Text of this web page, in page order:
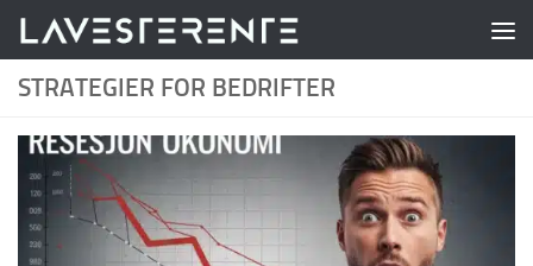
Skip to content
STRATEGIER FOR BEDRIFTER